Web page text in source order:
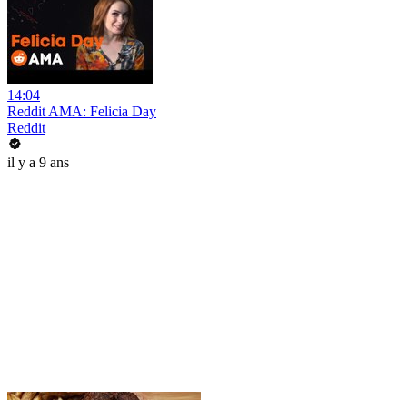
14:04
Reddit AMA: Felicia Day
Reddit
il y a 9 ans